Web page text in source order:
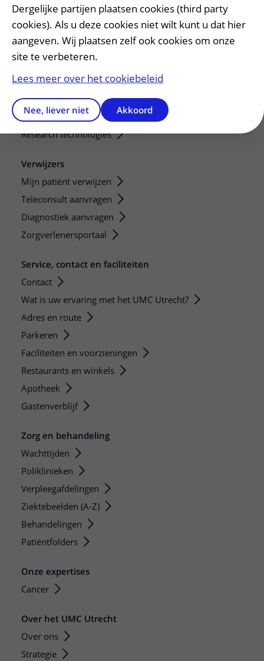
Onze opleidingen
De Nieuwe Utrechtse School
Stage en opleidingsplaatsen
Research
Strategic programs
Research groups
Researchers
Research technologies
Verwijzers
Mijn patiënt verwijzen
Teleconsult aanvragen
Diagnostiek aanvragen
Zorgverlenersportaal
Service, contact en faciliteiten
Contact
Wat is uw ervaring met het UMC Utrecht?
Adres en route
Parkeren
Faciliteiten en voorzieningen
Restaurants en winkels
Apotheek
Gastenverblijf
Zorg en behandeling
Wachttijden
Poliklinieken
Verpleegafdelingen
Ziektebeelden (A-Z)
Behandelingen
Patiëntfolders
Onze expertises
Cancer
Over het UMC Utrecht
Over ons
Strategie
Dergelijke partijen plaatsen cookies (third party
cookies). Als u deze cookies niet wilt kunt u dat hier
aangeven. Wij plaatsen zelf ook cookies om onze
site te verbeteren.
Lees meer over het cookiebeleid
Nee, liever niet Akkoord